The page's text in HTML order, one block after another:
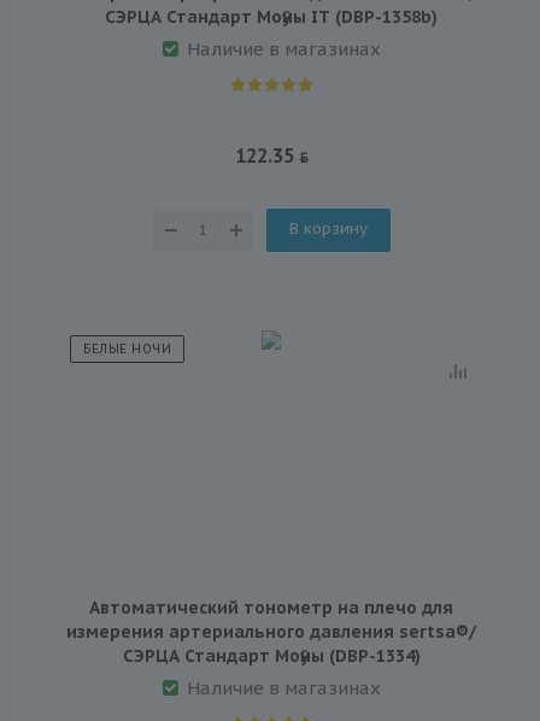
СЭРЦА Стандарт Мoӯны IT (DBP-1358b)
Наличие в магазинах
122.35
В корзину
БЕЛЫЕ НОЧИ
Автоматический тонометр на плечо для
измерения артериального давления sertsa®/
СЭРЦА Стандарт Моӯны (DBP-1334)
Наличие в магазинах